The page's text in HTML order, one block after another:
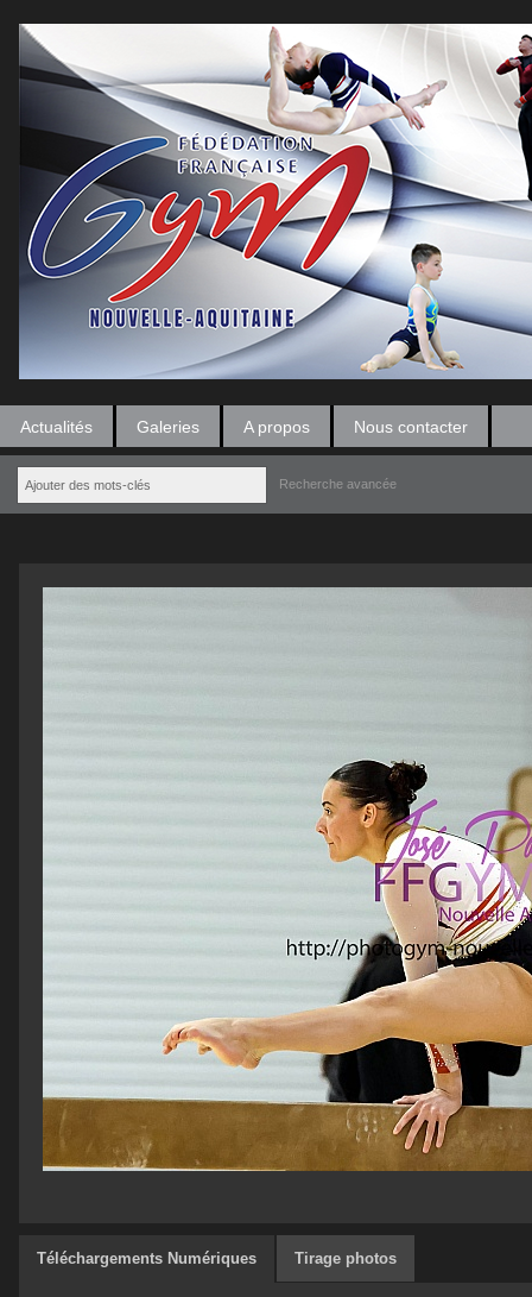
Actualités Galeries A propos Nous contacter
Recherche avancée
Téléchargements Numériques Tirage photos